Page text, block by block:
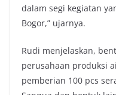
dalam segi kegiatan
Bogor,” ujarnya.
Rudi menjelaskan,
perusahaan produksi
pemberian 100 pcs